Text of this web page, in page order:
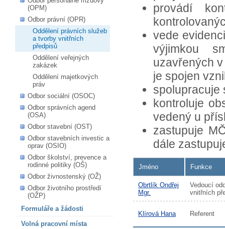
(OPM)
Odbor právní (OPR)
Oddělení právních služeb
a tvorby vnitřních
předpisů
Oddělení veřejných
zakázek
Oddělení majetkových
práv
Odbor sociální (OSOC)
Odbor správních agend
(OSA)
Odbor stavební (OST)
Odbor stavebních investic a
oprav (OSIO)
Odbor školství, prevence a
rodinné politiky (OŠ)
Odbor živnostenský (OŽ)
Odbor životního prostředí
(OŽP)
Formuláře a žádosti
Volná pracovní místa
provádí
vede
výjimkou
uzavřených
je spojen
spolupracuje
kontroluje
vedený u
zastupuje
dále
Jméno Funkce
Obrtlík Ondřej
Mgr.
Vedoucí
vnitřních
Klírová Hana Referent